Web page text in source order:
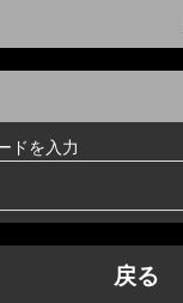
ドを入力
戻る